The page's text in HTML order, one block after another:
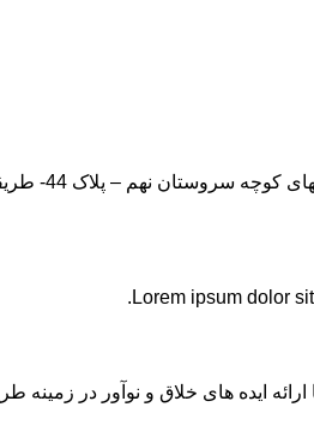
Lorem ipsum dolor
ارائه ایده های خلاق و نوآور در